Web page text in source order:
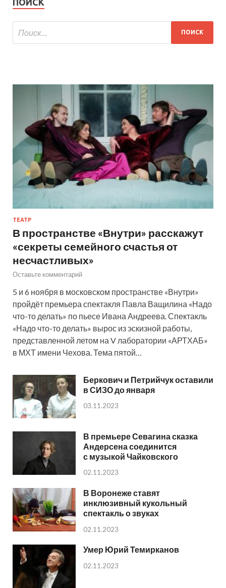
ТЕАТР
В пространстве «Внутри» расскажут
«секреты семейного счастья от
несчастливых»
Оставьте комментарий
5 и 6 ноября в московском пространстве «Внутри»
пройдёт премьера спектакля Павла Ващилина «Надо
что-то делать» по пьесе Ивана Андреева. Спектакль
«Надо что-то делать» вырос из эскизной работы,
представленной летом на V лаборатории «АРТХАБ»
в МХТ имени Чехова. Тема пятой…
Беркович и Петрийчук оставили
в СИЗО до января
03.11.2023
В премьере Севагина сказка
Андерсена соединится
с музыкой Чайковского
02.11.2023
В Воронеже ставят
инклюзивный кукольный
спектакль о звуках
02.11.2023
Умер Юрий Темирканов
02.11.2023